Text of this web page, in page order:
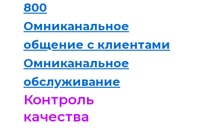
800
Омниканальное
общение с клиентами
Омниканальное
обслуживание
Контроль
качества